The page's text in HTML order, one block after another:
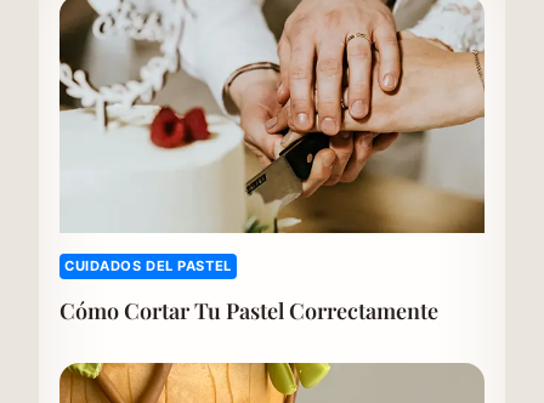
CUIDADOS DEL PASTEL
Cómo Cortar Tu Pastel Correctamente